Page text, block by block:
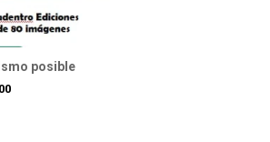
posible